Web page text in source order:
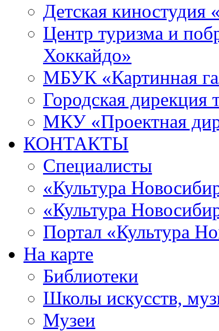
Детская киностудия
Центр туризма и
Хоккайдо»
МБУК «Картинная
Городская дирекция
МКУ «Проектная
КОНТАКТЫ
Специалисты
«Культура
«Культура
Портал «Культура
На карте
Библиотеки
Школы искусств,
Музеи